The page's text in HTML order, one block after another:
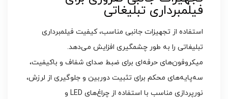
فیلمبرداری تبلیغاتی
استفاده از تجهیزات جانبی مناسب، کیفیت فیلمبرداری
تبلیغاتی را به طور چشمگیری افزایش می‌دهد.
میکروفون‌های حرفه‌ای برای ضبط صدای شفاف و باکیفیت،
سه‌پایه‌های محکم برای تثبیت دوربین و جلوگیری از لرزش،
نورپردازی مناسب با استفاده از چراغ‌های LED و